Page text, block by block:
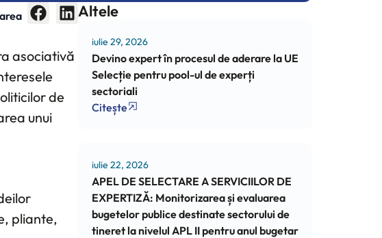
asociativă
de
unui
pliante,
Altele
iulie 29, 2026
Devino expert în procesul de aderare la UE
Selecție pentru pool-ul de experți
sectoriali
Citește
iulie 22, 2026
APEL DE SELECTARE A SERVICIILOR DE
EXPERTIZĂ: Monitorizarea și evaluarea
bugetelor publice destinate sectorului de
tineret la nivelul APL II pentru anul bugetar